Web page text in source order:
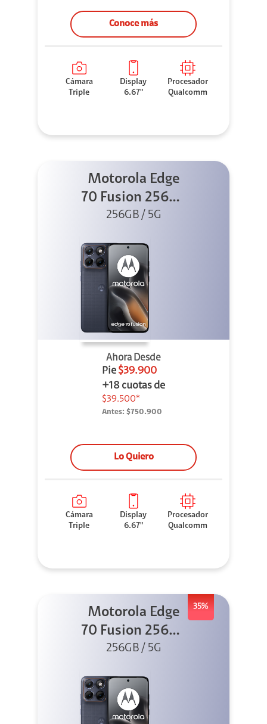
Conoce más
Cámara
Triple
Display
6.67"
Procesador
Qualcomm
Motorola Edge
70 Fusion 256GB
Azul
256GB / 5G
Ahora Desde
Pie $39.900
+18 cuotas de
$39.500*
Antes: $750.900
Lo Quiero
Cámara
Triple
Display
6.67"
Procesador
Qualcomm
35%
Motorola Edge
70 Fusion 256GB
Azul
256GB / 5G